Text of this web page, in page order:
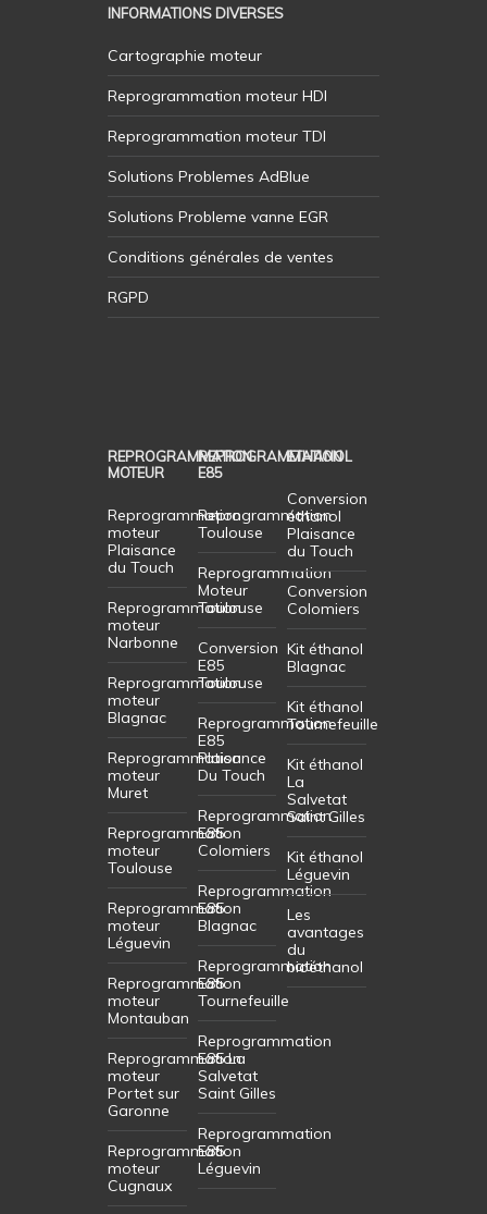
INFORMATIONS DIVERSES
Cartographie moteur
Reprogrammation moteur HDI
Reprogrammation moteur TDI
Solutions Problemes AdBlue
Solutions Probleme vanne EGR
Conditions générales de ventes
RGPD
REPROGRAMMATION
MOTEUR
Reprogrammation
moteur
Plaisance
du Touch
Reprogrammation
moteur
Narbonne
Reprogrammation
moteur
Blagnac
Reprogrammation
moteur
Muret
Reprogrammation
moteur
Toulouse
Reprogrammation
moteur
Léguevin
Reprogrammation
moteur
Montauban
Reprogrammation
moteur
Portet sur
Garonne
Reprogrammation
moteur
Cugnaux
REPROGRAMMATION
E85
Reprogrammation
Toulouse
Reprogrammation
Moteur
Toulouse
Conversion
E85
Toulouse
Reprogrammation
E85
Plaisance
Du Touch
Reprogrammation
E85
Colomiers
Reprogrammation
E85
Blagnac
Reprogrammation
E85
Tournefeuille
Reprogrammation
E85 La
Salvetat
Saint Gilles
Reprogrammation
E85
Léguevin
ETHANOL
Conversion
éthanol
Plaisance
du Touch
Conversion
Colomiers
Kit éthanol
Blagnac
Kit éthanol
Tournefeuille
Kit éthanol
La
Salvetat
Saint Gilles
Kit éthanol
Léguevin
Les
avantages
du
bioéthanol